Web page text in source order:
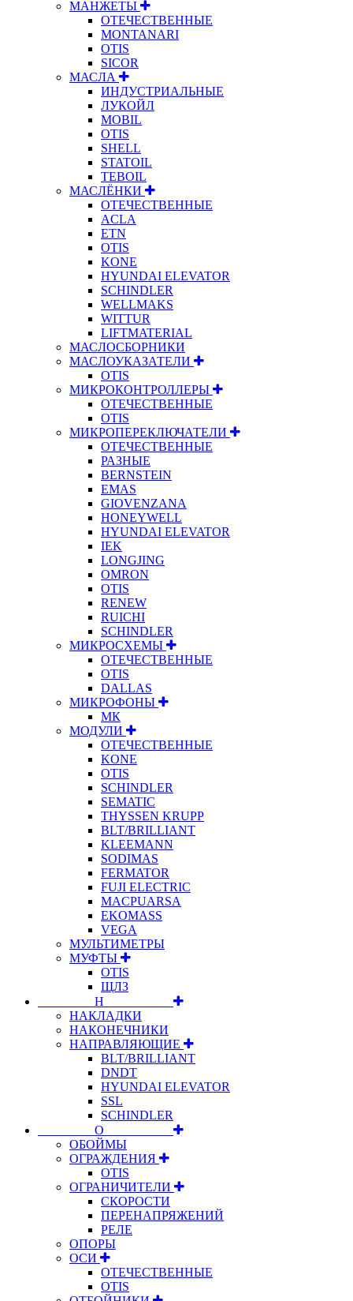
МАНЖЕТЫ
ОТЕЧЕСТВЕННЫЕ
MONTANARI
OTIS
SICOR
МАСЛА
ИНДУСТРИАЛЬНЫЕ
ЛУКОЙЛ
MOBIL
OTIS
SHELL
STATOIL
TEBOIL
МАСЛЁНКИ
ОТЕЧЕСТВЕННЫЕ
ACLA
ETN
OTIS
KONE
HYUNDAI ELEVATOR
SCHINDLER
WELLMAKS
WITTUR
LIFTMATERIAL
МАСЛОСБОРНИКИ
МАСЛОУКАЗАТЕЛИ
OTIS
МИКРОКОНТРОЛЛЕРЫ
ОТЕЧЕСТВЕННЫЕ
OTIS
МИКРОПЕРЕКЛЮЧАТЕЛИ
ОТЕЧЕСТВЕННЫЕ
РАЗНЫЕ
BERNSTEIN
EMAS
GIOVENZANA
HONEYWELL
HYUNDAI ELEVATOR
IEK
LONGJING
OMRON
OTIS
RENEW
RUICHI
SCHINDLER
МИКРОСХЕМЫ
ОТЕЧЕСТВЕННЫЕ
OTIS
DALLAS
МИКРОФОНЫ
МК
МОДУЛИ
ОТЕЧЕСТВЕННЫЕ
KONE
OTIS
SCHINDLER
SEMATIC
THYSSEN KRUPP
BLT/BRILLIANT
KLEEMANN
SODIMAS
FERMATOR
FUJI ELECTRIC
MACPUARSA
EKOMASS
VEGA
МУЛЬТИМЕТРЫ
МУФТЫ
OTIS
ЩЛЗ
⠀⠀⠀⠀⠀⠀Н⠀⠀⠀⠀⠀⠀⠀
НАКЛАДКИ
НАКОНЕЧНИКИ
НАПРАВЛЯЮЩИЕ
BLT/BRILLIANT
DNDT
HYUNDAI ELEVATOR
SSL
SCHINDLER
⠀⠀⠀⠀⠀⠀О⠀⠀⠀⠀⠀⠀⠀
ОБОЙМЫ
ОГРАЖДЕНИЯ
OTIS
ОГРАНИЧИТЕЛИ
СКОРОСТИ
ПЕРЕНАПРЯЖЕНИЙ
РЕЛЕ
ОПОРЫ
ОСИ
ОТЕЧЕСТВЕННЫЕ
OTIS